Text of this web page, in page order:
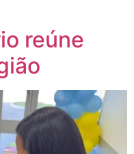
reúne